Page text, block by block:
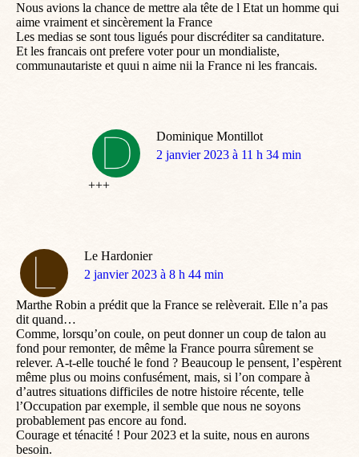
Nous avions la chance de mettre ala tête de l Etat un homme qui
aime vraiment et sincèrement la France
Les medias se sont tous ligués pour discréditer sa canditature.
Et les francais ont prefere voter pour un mondialiste,
communautariste et quui n aime nii la France ni les francais.
Dominique Montillot
dit
2 janvier 2023 à 11 h 34 min
+++
Le Hardonier
dit
2 janvier 2023 à 8 h 44 min
Marthe Robin a prédit que la France se relèverait. Elle n’a pas
dit quand…
Comme, lorsqu’on coule, on peut donner un coup de talon au
fond pour remonter, de même la France pourra sûrement se
relever. A-t-elle touché le fond ? Beaucoup le pensent, l’espèrent
même plus ou moins confusément, mais, si l’on compare à
d’autres situations difficiles de notre histoire récente, telle
l’Occupation par exemple, il semble que nous ne soyons
probablement pas encore au fond.
Courage et ténacité ! Pour 2023 et la suite, nous en aurons
besoin.